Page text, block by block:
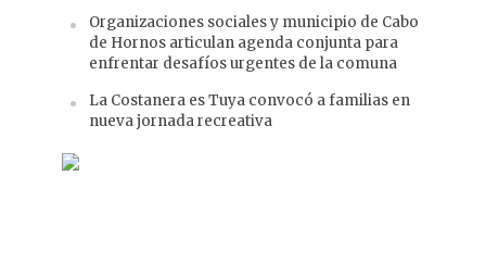
Organizaciones sociales y municipio de Cabo
de Hornos articulan agenda conjunta para
enfrentar desafíos urgentes de la comuna
La Costanera es Tuya convocó a familias en
nueva jornada recreativa